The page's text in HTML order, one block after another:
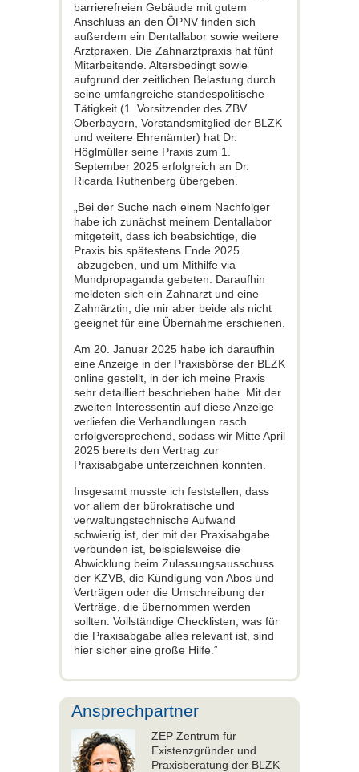
barrierefreien Gebäude mit gutem
Anschluss an den ÖPNV finden sich
außerdem ein Dentallabor sowie weitere
Arztpraxen. Die Zahnarztpraxis hat fünf
Mitarbeitende. Altersbedingt sowie
aufgrund der zeitlichen Belastung durch
seine umfangreiche standespolitische
Tätigkeit (1. Vorsitzender des ZBV
Oberbayern, Vorstandsmitglied der BLZK
und weitere Ehrenämter) hat Dr.
Höglmüller seine Praxis zum 1.
September 2025 erfolgreich an Dr.
Ricarda Ruthenberg übergeben.
„Bei der Suche nach einem Nachfolger
habe ich zunächst meinem Dentallabor
mitgeteilt, dass ich beabsichtige, die
Praxis bis spätestens Ende 2025
abzugeben, und um Mithilfe via
Mundpropaganda gebeten. Daraufhin
meldeten sich ein Zahnarzt und eine
Zahnärztin, die mir aber beide als nicht
geeignet für eine Übernahme erschienen.
Am 20. Januar 2025 habe ich daraufhin
eine Anzeige in der Praxisbörse der BLZK
online gestellt, in der ich meine Praxis
sehr detailliert beschrieben habe. Mit der
zweiten Interessentin auf diese Anzeige
verliefen die Verhandlungen rasch
erfolgversprechend, sodass wir Mitte April
2025 bereits den Vertrag zur
Praxisabgabe unterzeichnen konnten.
Insgesamt musste ich feststellen, dass
vor allem der bürokratische und
verwaltungstechnische Aufwand
schwierig ist, der mit der Praxisabgabe
verbunden ist, beispielsweise die
Abwicklung beim Zulassungsausschuss
der KZVB, die Kündigung von Abos und
Verträgen oder die Umschreibung der
Verträge, die übernommen werden
sollten. Vollständige Checklisten, was für
die Praxisabgabe alles relevant ist, sind
hier sicher eine große Hilfe.“
Ansprechpartner
ZEP Zentrum für
Existenzgründer und
Praxisberatung der BLZK